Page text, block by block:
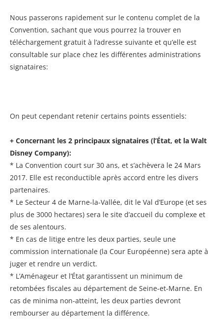
Nous passerons rapidement sur le contenu complet de la
Convention, sachant que vous pourrez la trouver en
téléchargement gratuit à l’adresse suivante et qu’elle est
consultable sur place chez les différentes administrations
signataires:
On peut cependant retenir certains points essentiels:
+ Concernant les 2 principaux signataires (l’État, et la Walt
Disney Company):
* La Convention court sur 30 ans, et s’achèvera le 24 Mars
2017. Elle est reconductible après accord entre les divers
partenaires.
* Le Secteur 4 de Marne-la-Vallée, dit le Val d’Europe (et ses
plus de 3000 hectares) sera le site d’accueil du complexe et
de ses alentours.
* En cas de litige entre les deux parties, seule une
commission internationale (la Cour Européenne) sera apte à
juger et rendre un verdict.
* L’Aménageur et l’État garantissent un minimum de
retombées fiscales au département de Seine-et-Marne. En
cas de minima non-atteint, les deux parties devront
rembourser au département la différence.